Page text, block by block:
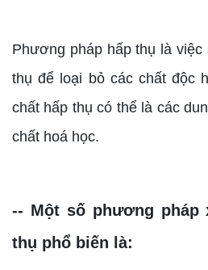
Phương pháp hấp thụ là
thụ để loại bỏ các chất độc
chất hấp thụ có thể là các
chất hoá học.
-- Một số phương
thụ phổ biến là: